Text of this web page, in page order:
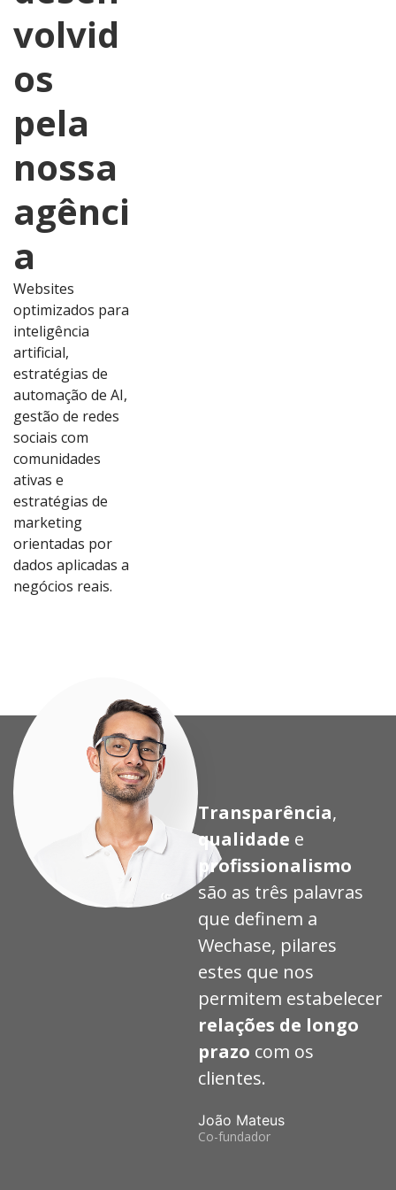
volvid
os
pela
nossa
agênci
a
Websites
optimizados para
inteligência
artificial,
estratégias de
automação de AI,
gestão de redes
sociais com
comunidades
ativas e
estratégias de
marketing
orientadas por
dados aplicadas a
negócios reais.
Transparência,
qualidade e
profissionalismo
são as três palavras
que definem a
Wechase, pilares
estes que nos
permitem estabelecer
relações de longo
prazo com os
clientes.
João Mateus
Co-fundador